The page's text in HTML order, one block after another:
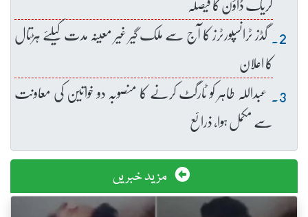
گڈز ٹرانسپورٹرز کا آج سے ملک گیر غیر معینہ مدت کیلئے ہڑتال
کا اعلان
عبداللہ طاہر کو ٹارگٹ کرنے کا منصوبہ دو خواتین کی معاونت
سے مکمل ہوا، ذرائع
مزید خبریں